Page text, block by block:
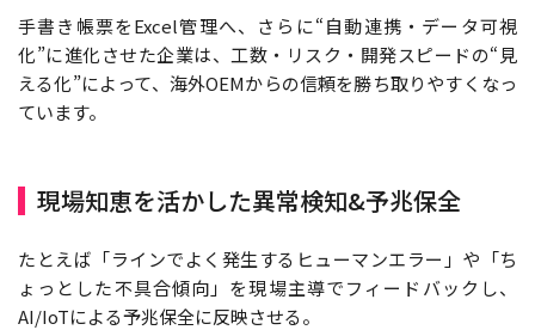
手書き帳票をExcel管理へ、さらに“自動連携・データ可視
化”に進化させた企業は、工数・リスク・開発スピードの“見
える化”によって、海外OEMからの信頼を勝ち取りやすくなっ
ています。
現場知恵を活かした異常検知&予兆保全
たとえば「ラインでよく発生するヒューマンエラー」や「ち
ょっとした不具合傾向」を現場主導でフィードバックし、
AI/IoTによる予兆保全に反映させる。